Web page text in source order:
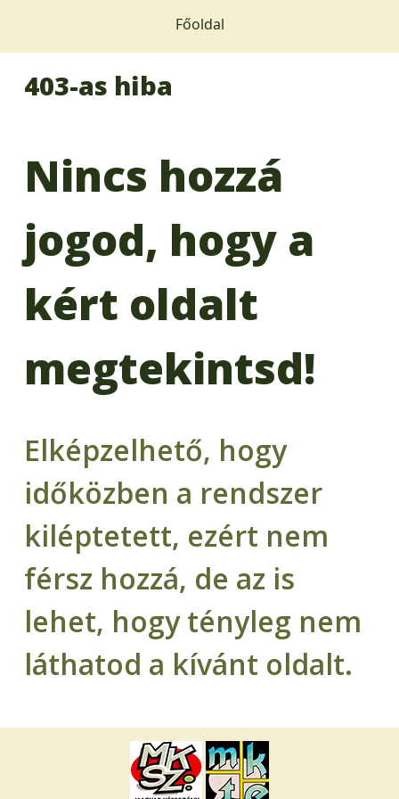
Főoldal
403-as hiba
Nincs hozzá
jogod, hogy a
kért oldalt
megtekintsd!
Elképzelhető, hogy
időközben a rendszer
kiléptetett, ezért nem
férsz hozzá, de az is
lehet, hogy tényleg nem
láthatod a kívánt oldalt.